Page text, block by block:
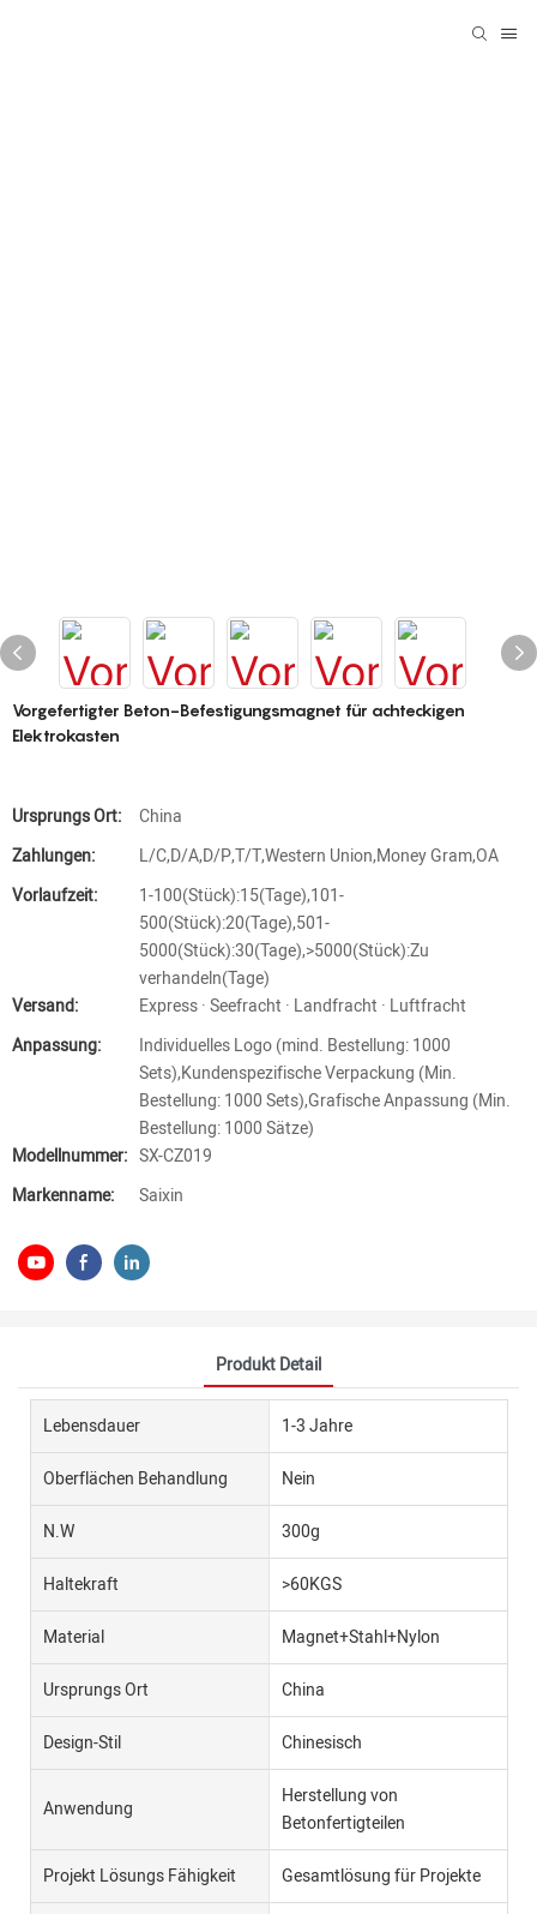
Vorgefertigter Beton-Befestigungsmagnet für achteckigen
Elektrokasten
Ursprungs Ort:
China
Zahlungen:
L/C,D/A,D/P,T/T,Western Union,Money Gram,OA
Vorlaufzeit:
1-100(Stück):15(Tage),101-
500(Stück):20(Tage),501-
5000(Stück):30(Tage),>5000(Stück):Zu
verhandeln(Tage)
Versand:
Express · Seefracht · Landfracht · Luftfracht
Anpassung:
Individuelles Logo (mind. Bestellung: 1000
Sets),Kundenspezifische Verpackung (Min.
Bestellung: 1000 Sets),Grafische Anpassung (Min.
Bestellung: 1000 Sätze)
Modellnummer: SX-CZ019
Markenname:
Saixin
Produkt Detail
Lebensdauer 1-3 Jahre
Oberflächen Behandlung Nein
N.W 300g
Haltekraft >60KGS
Material Magnet+Stahl+Nylon
Ursprungs Ort China
Design-Stil Chinesisch
Anwendung
Herstellung von
Betonfertigteilen
Projekt Lösungs Fähigkeit Gesamtlösung für Projekte